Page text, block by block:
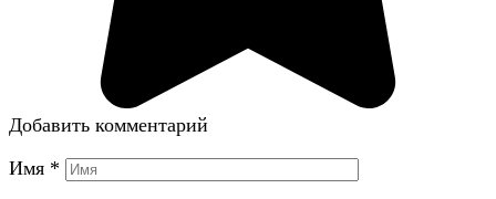
Добавить комментарий
Имя *